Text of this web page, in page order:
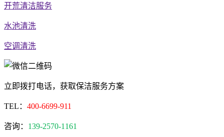
开荒清洁服务
水池清洗
空调清洗
立即拨打电话，获取保洁服务方案
TEL： 400-6699-911
咨询： 139-2570-1161